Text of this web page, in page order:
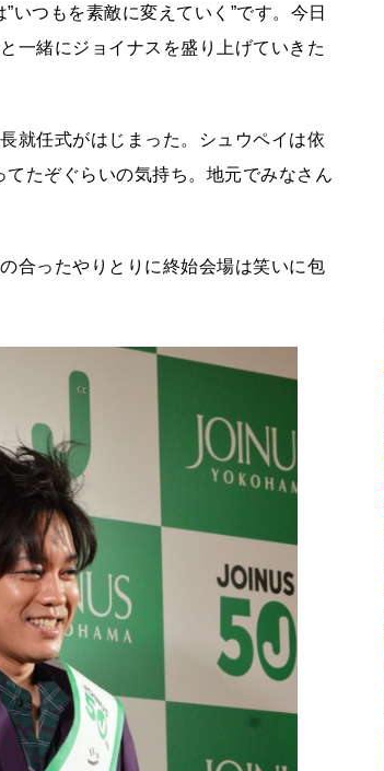
いつもを素敵に変えていく”です。今日
一緒にジョイナスを盛り上げていきた
就任式がはじまった。シュウペイは依
たぞぐらいの気持ち。地元でみなさん
合ったやりとりに終始会場は笑いに包